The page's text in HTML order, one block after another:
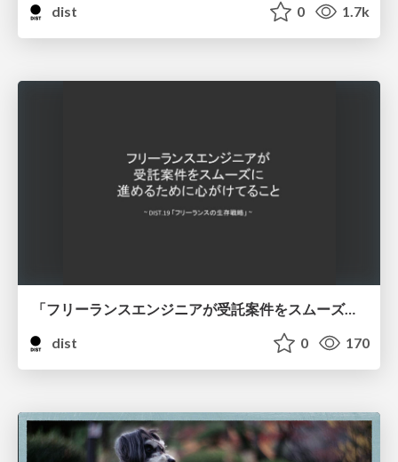
dist
0 1.7k
「フリーランスエンジニアが受託案件をスムーズに進めるために心がけてること」西塚 豪
dist
0 170